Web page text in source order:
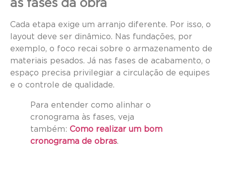
as fases da obra
Cada etapa exige um arranjo diferente. Por isso, o
layout deve ser dinâmico. Nas fundações, por
exemplo, o foco recai sobre o armazenamento de
materiais pesados. Já nas fases de acabamento, o
espaço precisa privilegiar a circulação de equipes
e o controle de qualidade.
Para entender como alinhar o
cronograma às fases, veja
também: Como realizar um bom
cronograma de obras.